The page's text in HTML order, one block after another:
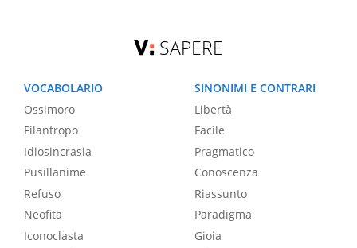
SAPERE
VOCABOLARIO
Ossimoro
Filantropo
Idiosincrasia
Pusillanime
Refuso
Neofita
Iconoclasta
SINONIMI E CONTRARI
Libertà
Facile
Pragmatico
Conoscenza
Riassunto
Paradigma
Gioia